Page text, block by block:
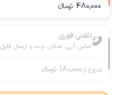
480,000 تومانء
تلفنی فوری
تماس آنی، امکان چَت و ارسال فایل
شروع از 180,000 تومانء